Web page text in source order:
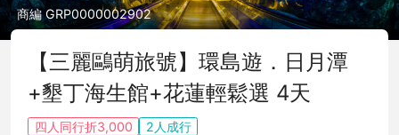
商編 GRP0000002902
【三麗鷗萌旅號】環島遊．日月潭
+墾丁海生館+花蓮輕鬆選 4天
四人同行折3,000 2人成行